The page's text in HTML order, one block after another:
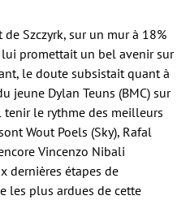
Szczyrk, sur un mur à 18%
promettait un bel avenir sur
le doute subsistait quant à
jeune Dylan Teuns (BMC) sur
le rythme des meilleurs
Wout Poels (Sky), Rafal
Vincenzo Nibali
dernières étapes de
les plus ardues de cette